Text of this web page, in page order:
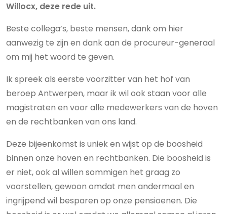
Willocx, deze rede uit.
Beste collega’s, beste mensen, dank om hier
aanwezig te zijn en dank aan de procureur-generaal
om mij het woord te geven.
Ik spreek als eerste voorzitter van het hof van
beroep Antwerpen, maar ik wil ook staan voor alle
magistraten en voor alle medewerkers van de hoven
en de rechtbanken van ons land.
Deze bijeenkomst is uniek en wijst op de boosheid
binnen onze hoven en rechtbanken. Die boosheid is
er niet, ook al willen sommigen het graag zo
voorstellen, gewoon omdat men andermaal en
ingrijpend wil besparen op onze pensioenen. Die